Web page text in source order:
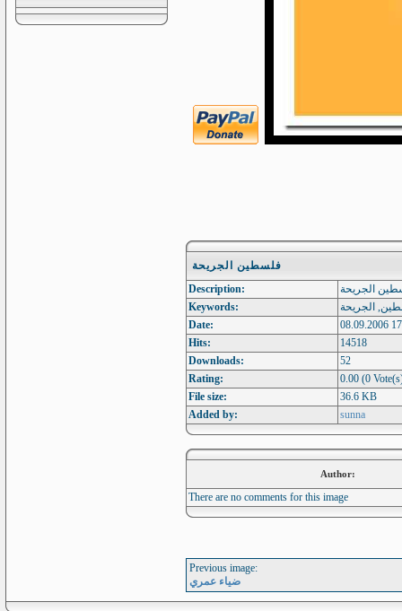
فلسطين الجريحة
Description:
Keywords:
Date:
08.09.2006
Hits:
14518
Downloads:
52
Rating:
0.00 (0
File size:
36.6 KB
Added by:
sunna
Author:
There are no comments for this image
Previous image:
ضياء عمري